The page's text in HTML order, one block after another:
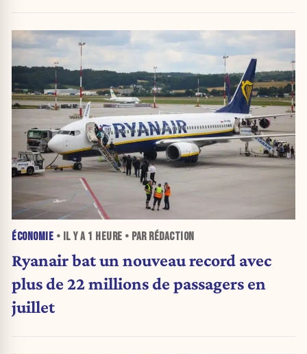
ÉCONOMIE • IL Y A 1 HEURE • PAR RÉDACTION
Ryanair bat un nouveau record avec
plus de 22 millions de passagers en
juillet